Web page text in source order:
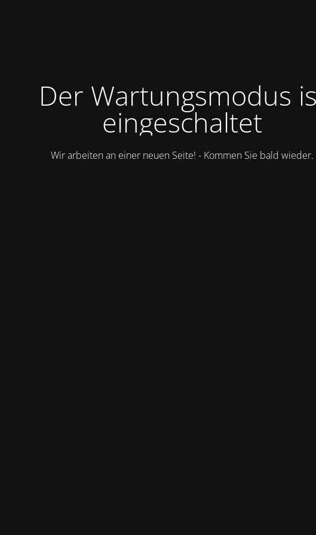
Der Wartungsmodus
eingeschaltet
Wir arbeiten an einer neuen Seite! - Kommen Sie bald wieder.